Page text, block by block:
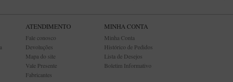
ATENDIMENTO
Fale conosco
Devoluções
Mapa do site
Vale Presente
Fabricantes
MINHA CONTA
Minha Conta
Histórico de Pedidos
Lista de Desejos
Boletim Informativo